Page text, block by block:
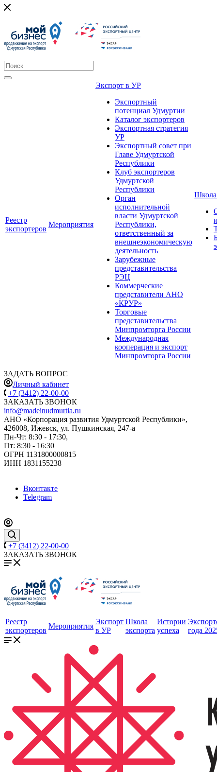
Реестр
экспортеров
Мероприятия
Экспорт в УР
Экспортный
потенциал Удмуртии
Каталог экспортеров
Экспортная стратегия
УР
Экспортный совет при
Главе Удмуртской
Республики
Клуб экспортеров
Удмуртской
Республики
Орган
исполнительной
власти Удмуртской
Республики,
ответственный за
внешнеэкономическую
деятельность
Зарубежные
представительства
РЭЦ
Коммерческие
представители АНО
«КРУР»
Торговые
представительства
Минпромторга России
Международная
кооперация и экспорт
Минпромторга России
Школа
ЗАДАТЬ ВОПРОС
Личный кабинет
+7 (3412) 22-00-00
ЗАКАЗАТЬ ЗВОНОК
info@madeinudmurtia.ru
АНО «Корпорация развития Удмуртской Республики»,
426008, Ижевск, ул. Пушкинская, 247-а
Пн-Чт: 8:30 - 17:30,
Пт: 8:30 - 16:30
ОГРН 1131800000815
ИНН 1831155238
Вконтакте
Telegram
+7 (3412) 22-00-00
ЗАКАЗАТЬ ЗВОНОК
Реестр
экспортеров
Мероприятия
Экспорт
в УР
Школа
экспорта
Истории
успеха
года